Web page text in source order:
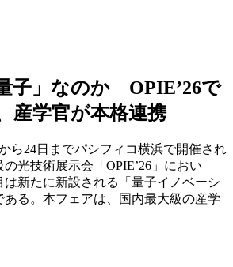
子」なのか OPIE’26で
産学官が本格連携
ら24日までパシフィコ横浜で開催され
光技術展示会「OPIE’26」におい
は新たに新設される「量子イノベーシ
ある。本フェアは、国内最大級の産学